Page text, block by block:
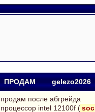
ПРОДАМ gelezo2026
продам после абгрейда
процессор intel 12100f (